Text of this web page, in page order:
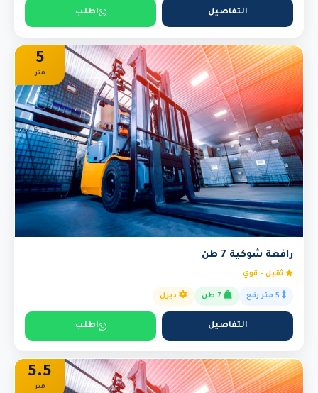
التفاصيل اطلب
5
متر
رافعة شوكية 7 طن
ثقيل - قوي
ديزل
التفاصيل اطلب
5.5
متر